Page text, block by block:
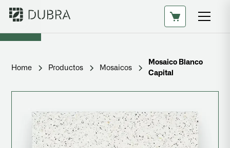
Home Productos Mosaicos
Mosaico Blanco
Capital